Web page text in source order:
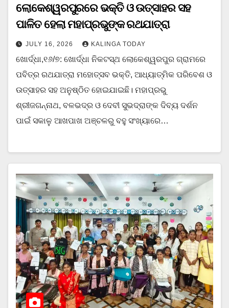
ଲୋକେଶ୍ୱରପୁରରେ ଭକ୍ତି ଓ ଉତ୍ସାହର ସହ
ପାଳିତ ହେଲା ମହାପ୍ରଭୁଙ୍କ ରଥଯାତ୍ରା
JULY 16, 2026 KALINGA TODAY
ଖୋର୍ଦ୍ଧା,୧୬/୭: ଖୋର୍ଦ୍ଧା ନିକଟସ୍ଥ ଲୋକେଶ୍ୱରପୁର ଗ୍ରାମରେ
ପବିତ୍ର ରଥଯାତ୍ରା ମହୋତ୍ସବ ଭକ୍ତି, ଆଧ୍ୟାତ୍ମିକ ପରିବେଶ ଓ
ଉତ୍ସାହର ସହ ଅନୁଷ୍ଠିତ ହୋଇଯାଇଛି। ମହାପ୍ରଭୁ
ଶ୍ରୀଜଗନ୍ନାଥ, ବଳଭଦ୍ର ଓ ଦେବୀ ସୁଭଦ୍ରାଙ୍କ ଦିବ୍ୟ ଦର୍ଶନ
ପାଇଁ ସକାଳୁ ଆଖପାଖ ଅଞ୍ଚଳରୁ ବହୁ ସଂଖ୍ୟାରେ…